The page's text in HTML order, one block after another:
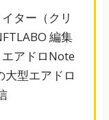
ター（クリ
編集
アドロNote
大型エアドロ